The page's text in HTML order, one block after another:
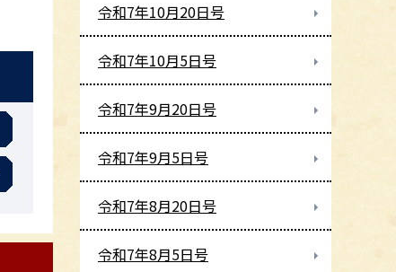
令和7年10月20日号
令和7年10月5日号
令和7年9月20日号
令和7年9月5日号
令和7年8月20日号
令和7年8月5日号